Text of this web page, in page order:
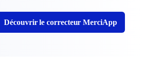
Découvrir le correcteur MerciApp